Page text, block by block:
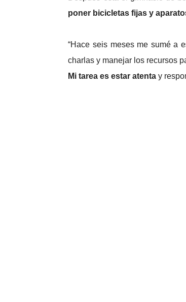
poner bicicletas fijas y
“Hace seis meses me sumé a
charlas y manejar los recursos
Mi tarea es estar atentay